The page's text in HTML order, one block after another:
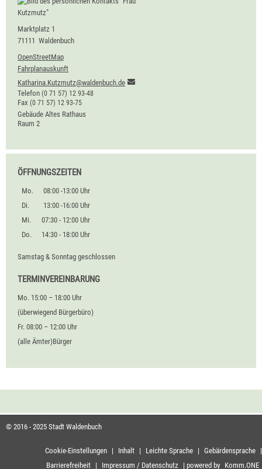
Marktplatz 1
71111 Waldenbuch
OpenStreetMap
Fahrplanauskunft
Katharina.Kutzmutz@waldenbuch.de
Telefon (0 71 57) 12 93-48
Fax (0 71 57) 12 93-75
Gebäude Altes Rathaus
Raum 2
ÖFFNUNGSZEITEN
Mo.
08:00 -13:00 Uhr
Di.
13:00 -16:00 Uhr
Mi.
07:30 - 12:00 Uhr
Do.
14:30 - 18:00 Uhr
Samstag & Sonntag geschlossen
TERMINVEREINBARUNG
Mo. 15:00 – 18:00 Uhr
(überwiegend Bürgerbüro)
Fr. 08:00 – 12:00 Uhr
(alle Ämter)Bürger
© 2016 - 2025 Stadt Waldenbuch
Cookie-Einstellungen | Inhalt | Leichte Sprache | Gebärdensprache |
Barrierefreiheit | Impressum / Datenschutz | powered by Komm.ONE